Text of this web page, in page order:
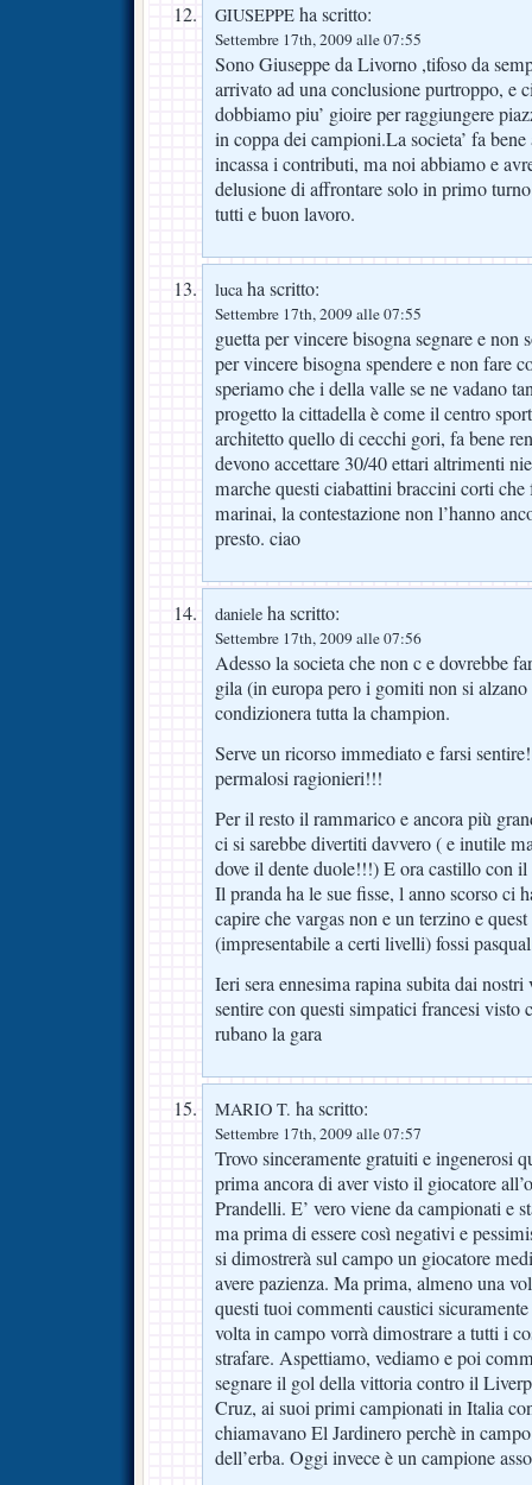
GIUSEPPE ha scritto:
Settembre 17th, 2009 alle 07:55
Sono Giuseppe da Livorno ,tifoso da
arrivato ad una conclusione purtroppo, e
dobbiamo piu’ gioire per raggiungere
in coppa dei campioni.La societa’ fa
incassa i contributi, ma noi abbiamo e
delusione di affrontare solo in primo
tutti e buon lavoro.
lucaha scritto:
Settembre 17th, 2009 alle 07:55
guetta per vincere bisogna segnare e non
per vincere bisogna spendere e non fare
speriamo che i della valle se ne vadano
progetto la cittadella è come il centro
architetto quello di cecchi gori, fa bene
devono accettare 30/40 ettari altrimenti
marche questi ciabattini braccini corti che
marinai, la contestazione non l’hanno
presto. ciao
daniele ha scritto:
Settembre 17th, 2009 alle 07:56
Adesso la societa che non c e dovrebbe
gila (in europa pero i gomiti non si
condizionera tutta la champion.
Serve un ricorso immediato e farsi
permalosi ragionieri!!!
Per il resto il rammarico e ancora più
ci si sarebbe divertiti davvero ( e inutile
dove il dente duole!!!) E ora castillo con
Il pranda ha le sue fisse, l anno scorso ci
capire che vargas non e un terzino e
(impresentabile a certi livelli) fossi
Ieri sera ennesima rapina subita dai
sentire con questi simpatici francesi visto
rubano la gara
MARIO T. ha scritto:
Settembre 17th, 2009 alle 07:57
Trovo sinceramente gratuiti e ingenerosi
prima ancora di aver visto il giocatore
Prandelli. E’ vero viene da campionati e
ma prima di essere così negativi e
si dimostrerà sul campo un giocatore
avere pazienza. Ma prima, almeno una
questi tuoi commenti caustici
volta in campo vorrà dimostrare a tutti i
strafare. Aspettiamo, vediamo e poi
segnare il gol della vittoria contro il
Cruz, ai suoi primi campionati in Italia
chiamavano El Jardinero perchè in
dell’erba. Oggi invece è un campione